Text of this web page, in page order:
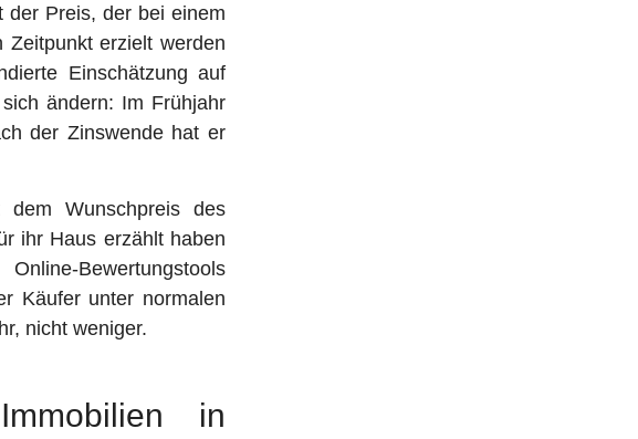
der Preis, der bei einem
Zeitpunkt erzielt werden
Einschätzung auf
ändern: Im Frühjahr
der Zinswende hat er
Wunschpreis des
ihr Haus erzählt haben
Bewertungstools
Käufer unter normalen
nicht weniger.
in